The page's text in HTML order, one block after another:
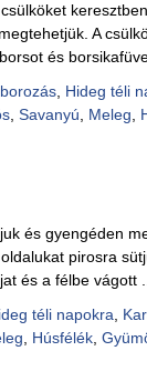
A
és
, Hideg téli
, Savanyú Meleg
és gyengéden
pirosra
és a félbe vágott
téli napokra
Húsfélék,